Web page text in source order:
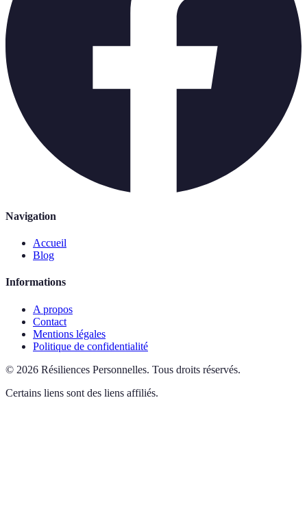
Navigation
Accueil
Blog
Informations
A propos
Contact
Mentions légales
Politique de confidentialité
© 2026 Résiliences Personnelles. Tous droits réservés.
Certains liens sont des liens affiliés.